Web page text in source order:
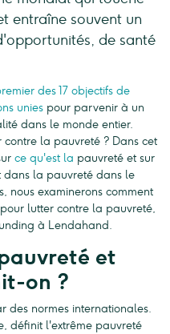
entraîne souvent un
de santé
des 17 objectifs de
unies pour parvenir à un
dans le monde entier.
la pauvreté ? Dans cet
ce qu'est la pauvreté et sur
dans la pauvreté dans le
nous examinerons comment
lutter contre la pauvreté,
à Lendahand.
et
on ?
des normes internationales.
définit l'extrême pauvreté